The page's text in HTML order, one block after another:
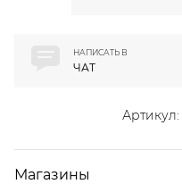
Артикул:
НАПИСАТЬ В
ЧАТ
Магазины